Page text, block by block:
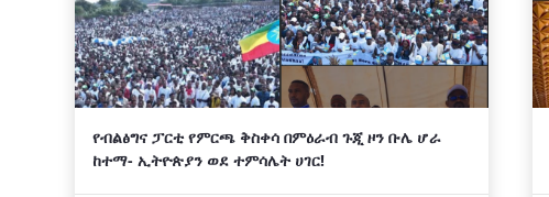
የብልፅግና ፓርቲ የምርጫ ቅስቀሳ በምዕራብ ጉጂ ዞን ቡሌ ሆራ
ከተማ- ኢትዮጵያን ወደ ተምሳሌት ሀገር!